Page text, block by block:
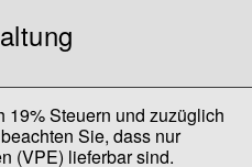
Steuern und zuzüglich
Sie, dass nur
(VPE) lieferbar sind.